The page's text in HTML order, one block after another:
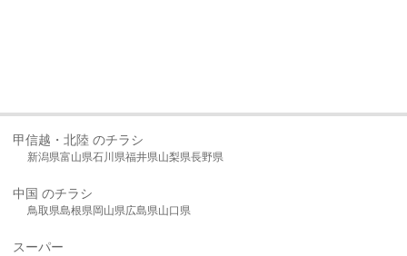
甲信越・北陸 のチラシ
新潟県富山県石川県福井県山梨県長野県
中国 のチラシ
鳥取県島根県岡山県広島県山口県
スーパー